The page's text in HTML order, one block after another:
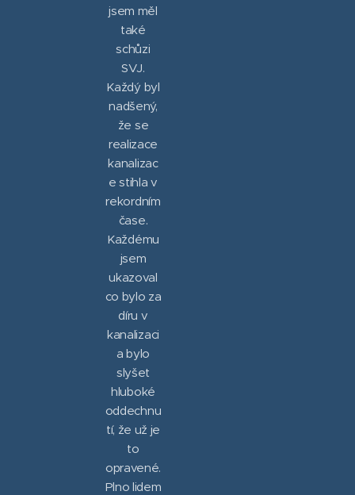
jsem měl
také
schůzi
SVJ.
Každý byl
nadšený,
že se
realizace
kanalizac
e stihla v
rekordním
čase.
Každému
jsem
ukazoval
co bylo za
díru v
kanalizaci
a bylo
slyšet
hluboké
oddechnu
tí, že už je
to
opravené.
Plno lidem